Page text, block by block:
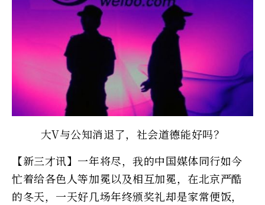
大V与公知消退了，社会道德能好吗？
【新三才讯】一年将尽，我的中国媒体同行如今
忙着给各色人等加冕以及相互加冕，在北京严酷
的冬天，一天好几场年终颁奖礼却是家常便饭，